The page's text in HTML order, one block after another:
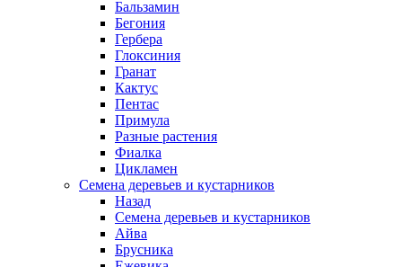
Бальзамин
Бегония
Гербера
Глоксиния
Гранат
Кактус
Пентас
Примула
Разные растения
Фиалка
Цикламен
Семена деревьев и кустарников
Назад
Семена деревьев и кустарников
Айва
Брусника